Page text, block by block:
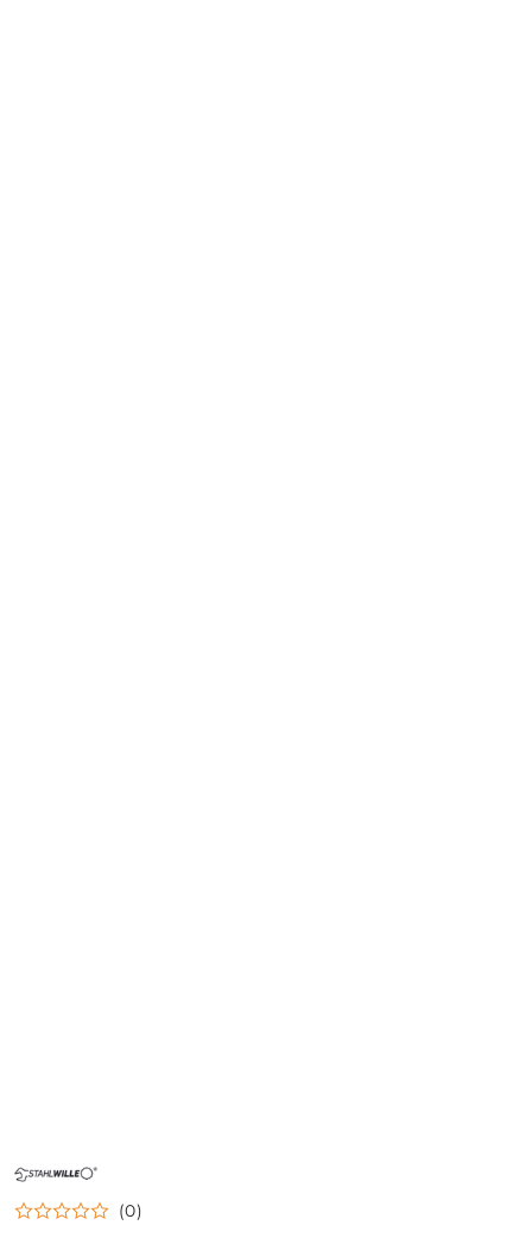
NAZWA
PRODUCENTA:
STAHLWILLE
(0)